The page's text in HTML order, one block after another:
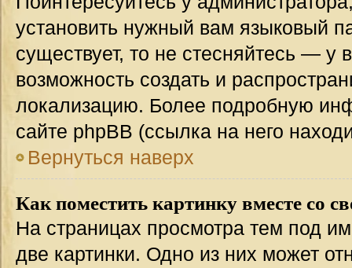
установить нужный вам языковый
существует, то не стесняйтесь — у
возможность создать и
локализацию. Более подробную
сайте phpBB (ссылка на него
Вернуться наверх
Как поместить картинку вместе со
На страницах просмотра тем под
две картинки. Одно из них может